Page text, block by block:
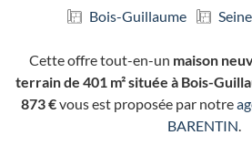
Bois-Guillaume
Cette offre tout-en-un maison
terrain de 401 m² située à Bois-
873 €vous est proposée par notre
BARENTIN.